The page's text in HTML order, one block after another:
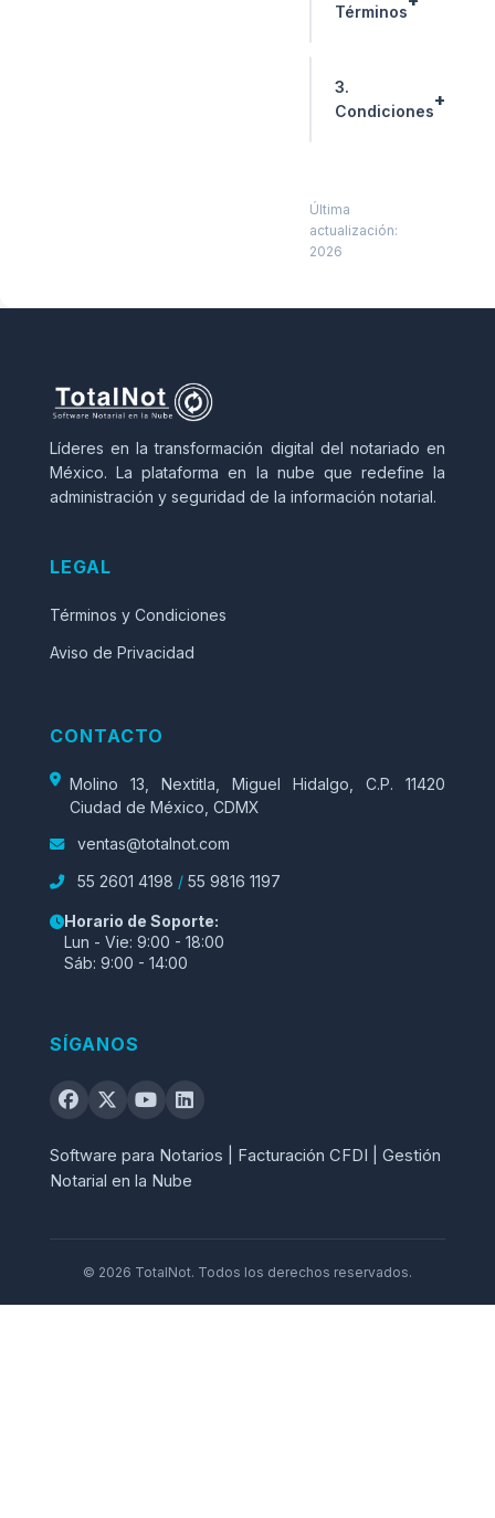
Términos
3.
Condiciones
Última
actualización:
2026
Líderes en la transformación digital del notariado en
México. La plataforma en la nube que redefine la
administración y seguridad de la información notarial.
LEGAL
Términos y Condiciones
Aviso de Privacidad
CONTACTO
Molino 13, Nextitla, Miguel Hidalgo, C.P. 11420
Ciudad de México, CDMX
ventas@totalnot.com
55 2601 4198 / 55 9816 1197
Horario de Soporte:
Lun - Vie: 9:00 - 18:00
Sáb: 9:00 - 14:00
SÍGANOS
Software para Notarios | Facturación CFDI | Gestión
Notarial en la Nube
© 2026 TotalNot. Todos los derechos reservados.